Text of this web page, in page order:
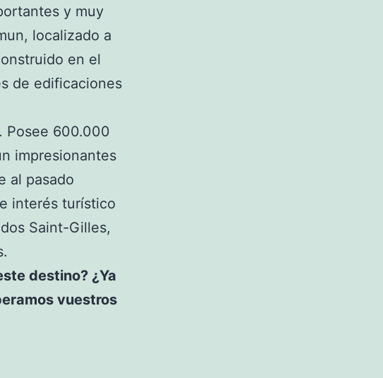
y muy
localizado a
en el
de edificaciones
Posee 600.000
impresionantes
al pasado
interés turístico
Saint-Gilles,
destino? ¿Ya
vuestros